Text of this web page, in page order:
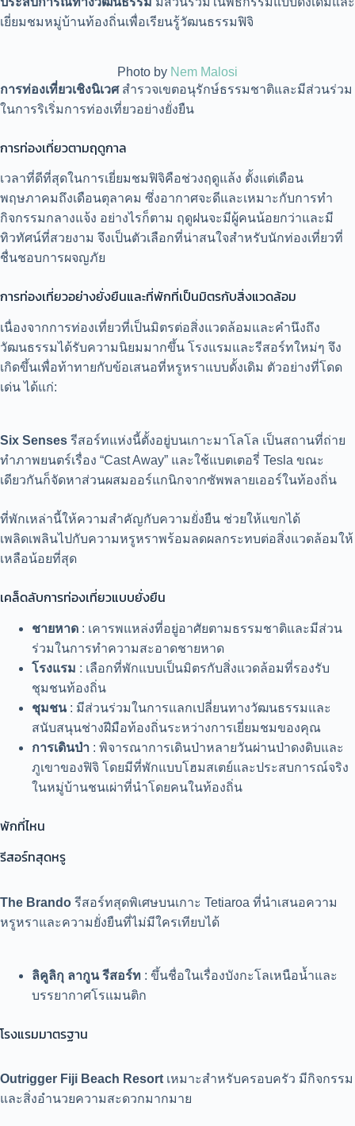
เยี่ยมชมหมู่บ้านท้องถิ่นเพื่อเรียนรู้วัฒนธรรมฟิจิ
Photo by Nem Malosi
การท่องเที่ยวเชิงนิเวศสำรวจเขตอนุรักษ์ธรรมชาติและมีส่วนร่วม
ในการริเริ่มการท่องเที่ยวอย่างยั่งยืน
การท่องเที่ยวตามฤดูกาล
เวลาที่ดีที่สุดในการเยี่ยมชมฟิจิคือช่วงฤดูแล้ง ตั้งแต่เดือน
พฤษภาคมถึงเดือนตุลาคม ซึ่งอากาศจะดีและเหมาะกับการทำ
กิจกรรมกลางแจ้ง อย่างไรก็ตาม ฤดูฝนจะมีผู้คนน้อยกว่าและมี
ทิวทัศน์ที่สวยงาม จึงเป็นตัวเลือกที่น่าสนใจสำหรับนักท่องเที่ยวที่
ชื่นชอบการผจญภัย
การท่องเที่ยวอย่างยั่งยืนและที่พักที่เป็นมิตรกับสิ่งแวดล้อม
เนื่องจากการท่องเที่ยวที่เป็นมิตรต่อสิ่งแวดล้อมและคำนึงถึง
วัฒนธรรมได้รับความนิยมมากขึ้น โรงแรมและรีสอร์ทใหม่ๆ จึง
เกิดขึ้นเพื่อท้าทายกับข้อเสนอที่หรูหราแบบดั้งเดิม ตัวอย่างที่โดด
เด่น ได้แก่:
Six Senses รีสอร์ทแห่งนี้ตั้งอยู่บนเกาะมาโลโล เป็นสถานที่ถ่าย
ทำภาพยนตร์เรื่อง “Cast Away” และใช้แบตเตอรี่ Tesla ขณะ
เดียวกันก็จัดหาส่วนผสมออร์แกนิกจากซัพพลายเออร์ในท้องถิ่น
ที่พักเหล่านี้ให้ความสำคัญกับความยั่งยืน ช่วยให้แขกได้
เพลิดเพลินไปกับความหรูหราพร้อมลดผลกระทบต่อสิ่งแวดล้อมให้
เหลือน้อยที่สุด
เคล็ดลับการท่องเที่ยวแบบยั่งยืน
ชายหาด : เคารพแหล่งที่อยู่อาศัยตามธรรมชาติและมีส่วน
ร่วมในการทำความสะอาดชายหาด
โรงแรม : เลือกที่พักแบบเป็นมิตรกับสิ่งแวดล้อมที่รองรับ
ชุมชนท้องถิ่น
ชุมชน: มีส่วนร่วมในการแลกเปลี่ยนทางวัฒนธรรมและ
สนับสนุนช่างฝีมือท้องถิ่นระหว่างการเยี่ยมชมของคุณ
การเดินป่า : พิจารณาการเดินป่าหลายวันผ่านป่าดงดิบและ
ภูเขาของฟิจิ โดยมีที่พักแบบโฮมสเตย์และประสบการณ์จริง
ในหมู่บ้านชนเผ่าที่นำโดยคนในท้องถิ่น
พักที่ไหน
รีสอร์ทสุดหรู
The Brando รีสอร์ทสุดพิเศษบนเกาะ Tetiaroa ที่นำเสนอความ
หรูหราและความยั่งยืนที่ไม่มีใครเทียบได้
ลิคูลิกุ ลากูน รีสอร์ท : ขึ้นชื่อในเรื่องบังกะโลเหนือน้ำและ
บรรยากาศโรแมนติก
โรงแรมมาตรฐาน
Outrigger Fiji Beach Resort เหมาะสำหรับครอบครัว มีกิจกรรม
และสิ่งอำนวยความสะดวกมากมาย